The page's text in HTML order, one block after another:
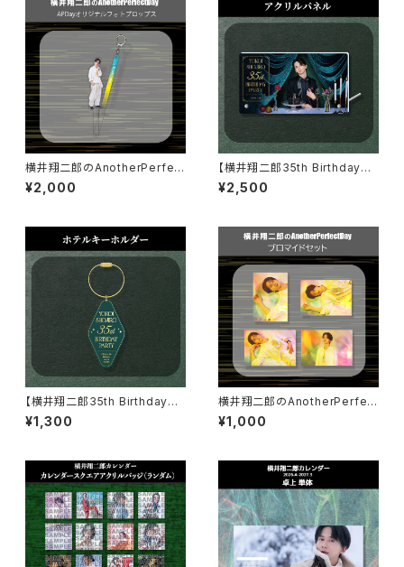
横井翔二郎のAnotherPerfect
Day APDayオリジナルフォトプ
ロップス
¥2,000
【横井翔二郎35th BirthdayPa
rty】アクリルパネル
¥2,500
【横井翔二郎35th BirthdayPa
rty】ホテルキーホルダー
¥1,300
横井翔二郎のAnotherPerfect
Day ブロマイドセット
¥1,000